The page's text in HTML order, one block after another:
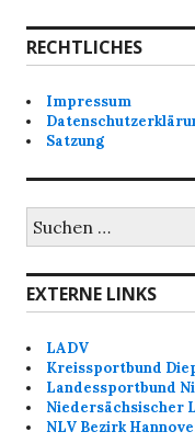
RECHTLICHES
Impressum
Satzung
nach:
EXTERNE LINKS
LADV
Kreissportbund
Landessportbund
Niedersächsischer
NLV Bezirk